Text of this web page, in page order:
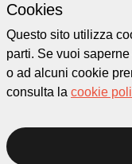
Cookies
Questo sito utilizza
parti. Se vuoi
o ad alcuni cookie
consulta la cookie